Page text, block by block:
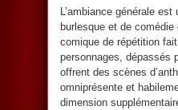
L’ambiance générale
burlesque et de
comique de répétition
personnages, dépassés
offrent des scènes
omniprésente et
dimension